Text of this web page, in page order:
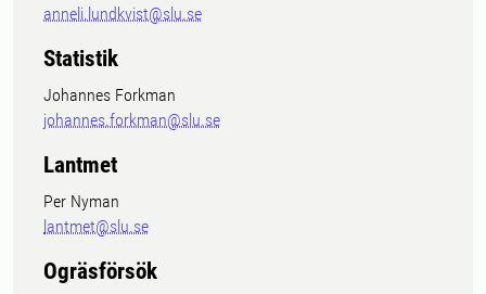
anneli.lundkvist@slu.se
Statistik
Johannes Forkman
johannes.forkman@slu.se
Lantmet
Per Nyman
lantmet@slu.se
Ogräsförsök